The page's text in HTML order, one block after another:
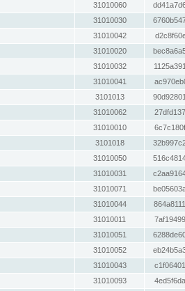
31010060
31010030
31010042
31010020
31010032
31010041
3101013
31010062
31010010
3101018
31010050
31010031
31010071
31010044
31010011
31010051
31010052
31010043
31010093